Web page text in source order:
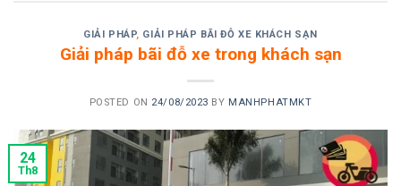
GIẢI PHÁP, GIẢI PHÁP BÃI ĐỖ XE KHÁCH SẠN
Giải pháp bãi đỗ xe trong khách sạn
POSTED ON 24/08/2023 BY MANHPHATMKT
24
Th8